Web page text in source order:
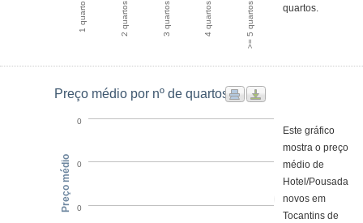
1 quarto 2 quartos 3 quartos 4 quartos >= 5 quartos
quartos.
Preço médio por nº de quartos
0
0
0
Preço médio
Este gráfico
mostra o preço
médio de
Hotel/Pousada
novos em
Tocantins de